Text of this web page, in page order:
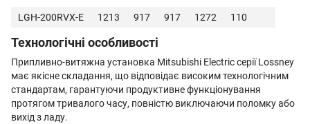
LGH-200RVX-E
1213 917 917 1272 110
Технологічні особливості
Припливно-витяжна установка Mitsubishi Electric серії Lossney
має якісне складання, що відповідає високим технологічним
стандартам, гарантуючи продуктивне функціонування
протягом тривалого часу, повністю виключаючи поломку або
вихід з ладу.